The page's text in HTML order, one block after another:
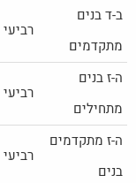
ב-ד בנים
מתקדמים
רביעי
ה-ז בנים
מתחילים
רביעי
ה-ז מתקדמים
בנים
רביעי